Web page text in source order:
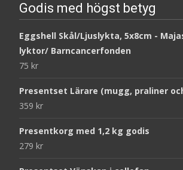
Godis med högst betyg
Eggshell Skål/Ljuslykta, 5x8cm -
lyktor/ Barncancerfonden
75 kr
Presentset Lärare (mugg, praliner
359 kr
Presentkorg med 1,2 kg godis
279 kr